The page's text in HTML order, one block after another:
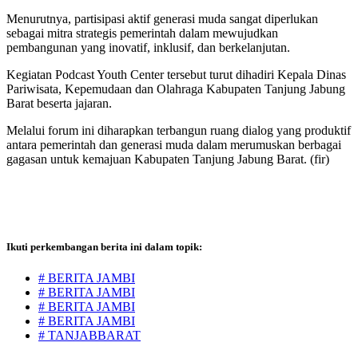
Menurutnya, partisipasi aktif generasi muda sangat diperlukan
sebagai mitra strategis pemerintah dalam mewujudkan
pembangunan yang inovatif, inklusif, dan berkelanjutan.
Kegiatan Podcast Youth Center tersebut turut dihadiri Kepala Dinas
Pariwisata, Kepemudaan dan Olahraga Kabupaten Tanjung Jabung
Barat beserta jajaran.
Melalui forum ini diharapkan terbangun ruang dialog yang produktif
antara pemerintah dan generasi muda dalam merumuskan berbagai
gagasan untuk kemajuan Kabupaten Tanjung Jabung Barat. (fir)
Ikuti perkembangan berita ini dalam topik:
# BERITA JAMBI
# BERITA JAMBI
# BERITA JAMBI
# BERITA JAMBI
# TANJABBARAT